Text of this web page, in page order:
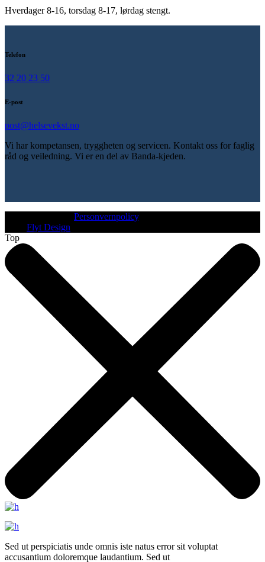
Hverdager 8-16, torsdag 8-17, lørdag stengt.
Telefon
32 20 23 50
E-post
post@helsevekst.no
Vi har kompetansen, tryggheten og servicen. Kontakt oss for faglig
råd og veiledning. Vi er en del av Banda-kjeden.
Personvernpolicy.
Flyt Design
Top
Sed ut perspiciatis unde omnis iste natus error sit voluptat
accusantium doloremque laudantium. Sed ut